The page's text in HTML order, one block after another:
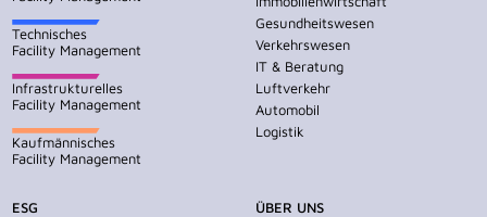
Technisches
Facility Management
Infrastrukturelles
Facility Management
Kaufmännisches
Facility Management
Gesundheitswesen
Verkehrswesen
IT & Beratung
Luftverkehr
Automobil
Logistik
ESG
ÜBER UNS